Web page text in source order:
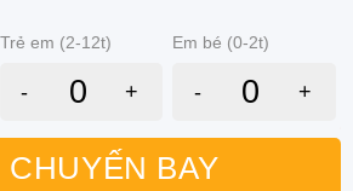
Trẻ em (2-12t) Em bé (0-2t)
- + - +
CHUYẾN BAY